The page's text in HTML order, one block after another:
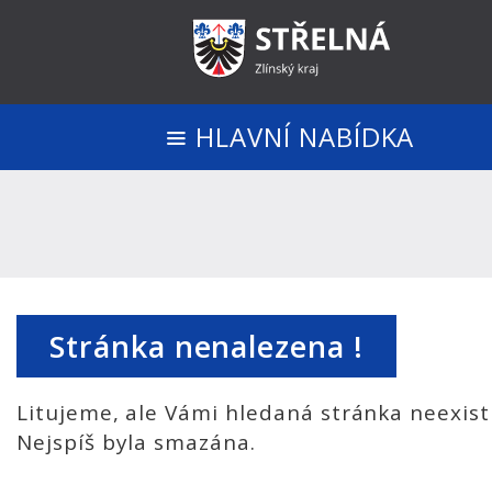
HLAVNÍ NABÍDKA
Stránka nenalezena !
Litujeme, ale Vámi hledaná stránka
Nejspíš byla smazána.